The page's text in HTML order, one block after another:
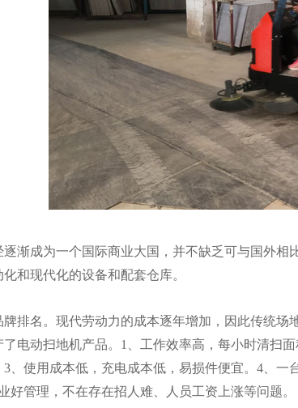
成为一个国际商业大国，并不缺乏可与国外相
和现代化的设备和配套仓库。
名。现代劳动力的成本逐年增加，因此传统场
了电动扫地机产品。1、工作效率高，每小时清扫
、使用成本低，充电成本低，易损件便宜。4、一
好管理，不在存在招人难、人员工资上涨等问题。